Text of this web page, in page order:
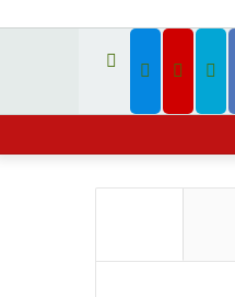
عن
تيلقراميوتيوبتويتر
فيسبوك